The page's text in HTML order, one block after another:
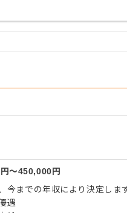
〜450,000円
今までの年収により決定します
遇